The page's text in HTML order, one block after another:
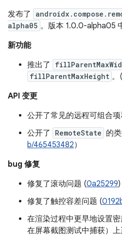
发布了
alpha05 。版本 1.0.0-alpha05
新功能
推出了
fillParentMaxHeight 。(
API 变更
公开了常见的远程可组合
公开了
RemoteState 的
b/465453482）
bug 修复
修复了滚动问题 (0a25299)
修复了触控容差问题 (
在渲染过程中更早地设置
在屏幕截图测试中捕获）